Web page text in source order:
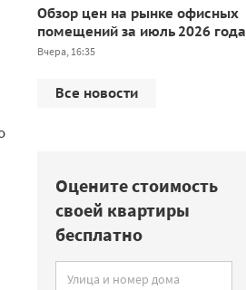
Обзор цен на рынке офисных
помещений за июль 2026 года
Вчера, 16:35
Все новости
Оцените стоимость
своей квартиры
бесплатно